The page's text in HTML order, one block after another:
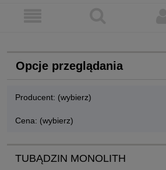
Opcje przeglądania
Producent: (wybierz)
Cena: (wybierz)
TUBĄDZIN MONOLITH